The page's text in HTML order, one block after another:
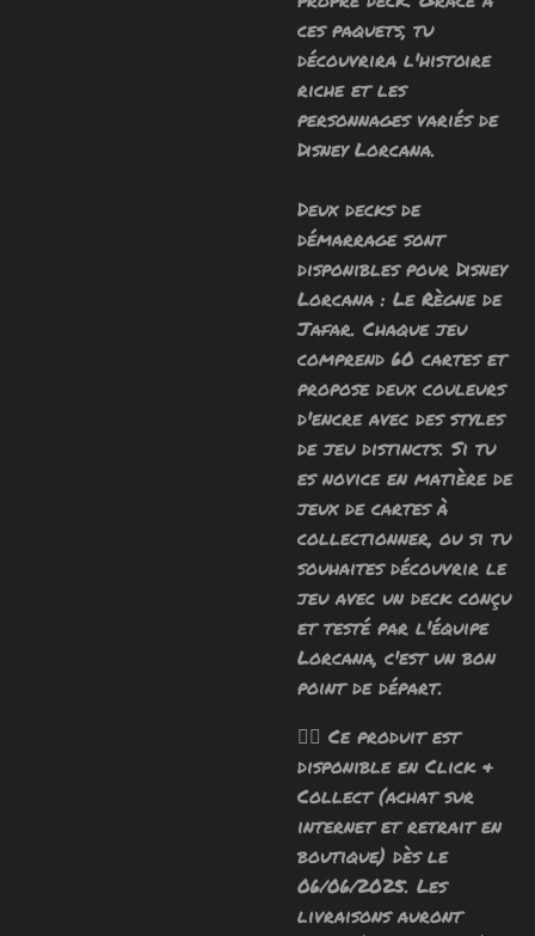
ces paquets, tu
découvrira l'histoire
riche et les
personnages variés de
Disney Lorcana.
Deux decks de
démarrage sont
disponibles pour Disney
Lorcana : Le Règne de
Jafar. Chaque jeu
comprend 60 cartes et
propose deux couleurs
d'encre avec des styles
de jeu distincts. Si tu
es novice en matière de
jeux de cartes à
collectionner, ou si tu
souhaites découvrir le
jeu avec un deck conçu
et testé par l'équipe
Lorcana, c'est un bon
point de départ.
🧙‍♂️ Ce produit est
disponible en Click &
Collect (achat sur
internet et retrait en
boutique) dès le
06/06/2025. Les
livraisons auront